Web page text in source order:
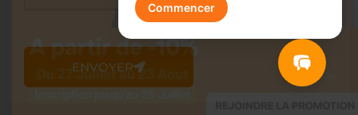
ENVOYER
Commencer
Jumia AI